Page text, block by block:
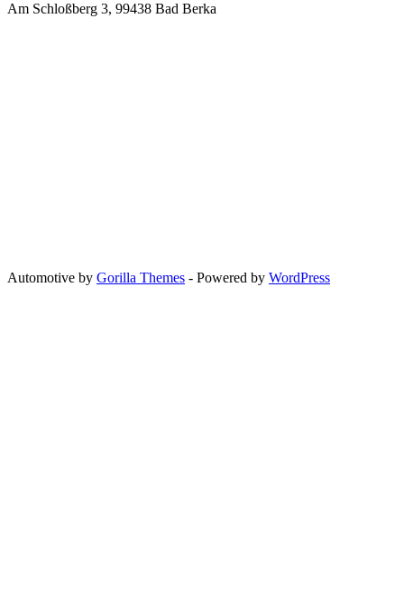
Am Schloßberg 3, 99438 Bad Berka
Automotive by Gorilla Themes - Powered by WordPress